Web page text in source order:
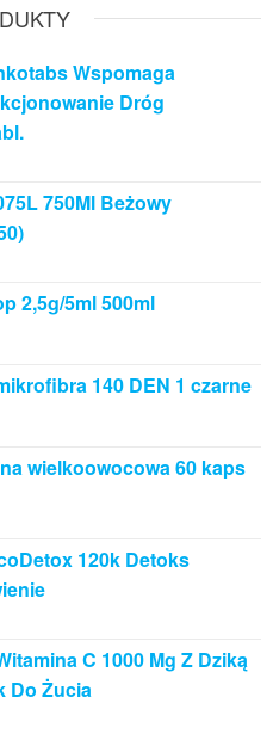
Wspomaga
Dróg
750Ml Beżowy
2,5g/5ml 500ml
140 DEN 1 czarne
wielkoowocowa 60 kaps
120k Detoks
C 1000 Mg Z Dziką
Do Żucia